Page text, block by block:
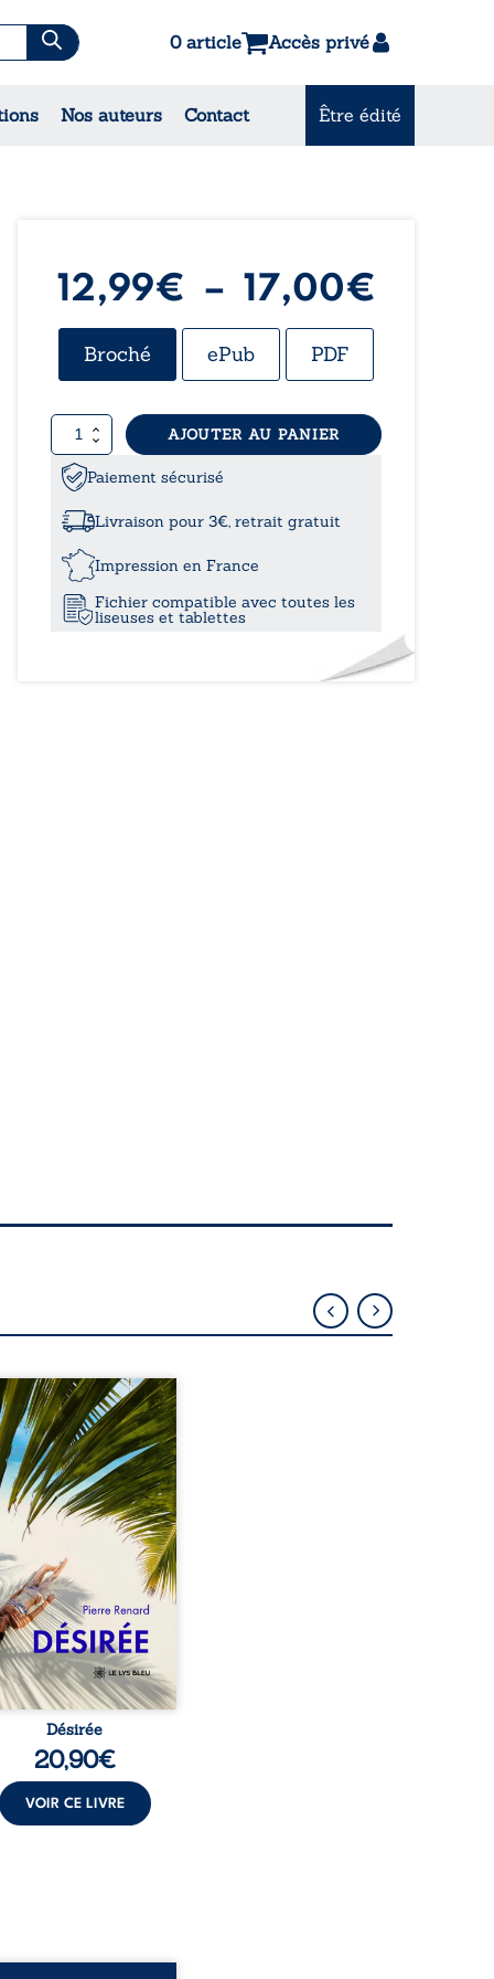
0 article Accès privé
Nos auteurs Contact Être édité
& Contes
12,99€ – 17,00€
Broché ePub PDF
quantité
de
Un
aux
AJOUTER AU PANIER
Paiement sécurisé
Livraison pour 3€, retrait gratuit
Impression en France
Fichier compatible avec toutes les
liseuses et tablettes
Pierre, jeune retraité,
qu’il est devenu une
femme métissée de
ans. À peine a-t-il
à apprivoiser ce
corps qu’Ange surgit
sa vie et fait vaciller
ses certitudes. Entre
est immédiate,
jusqu’à ce qu’un
familial fasse planer
: et s’ils étaient
demi-frère et ...
Désirée
20,90€
VOIR CE LIVRE